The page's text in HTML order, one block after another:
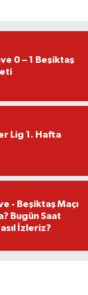
0 – 1 Beşiktaş
Lig 1. Hafta
- Beşiktaş Maçı
Bugün Saat
İzleriz?